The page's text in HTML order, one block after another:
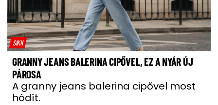
SIKK
GRANNY JEANS BALERINA CIPŐVEL, EZ A NYÁR ÚJ
PÁROSA
A granny jeans balerina cipővel most
hódít.